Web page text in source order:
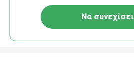
Να συνεχίσει